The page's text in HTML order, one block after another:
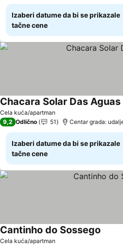
Izaberi datume da bi se prikazale
tačne cene
Cela kuća/apartman
Chacara Solar Das Aguas
9,2 Odlično 51 Centar grada:
Izaberi datume da bi se prikazale
tačne cene
Cela kuća/apartman
Cantinho do Sossego